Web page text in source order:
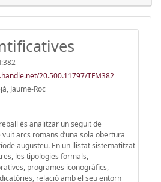
20.500.11797/TFM382
Jaume-Roc
és analitzar un seguit de
arcs romans d’una sola obertura
augusteu. En un llistat sistematitzat
les tipologies formals,
programes iconogràfics,
relació amb el seu entorn